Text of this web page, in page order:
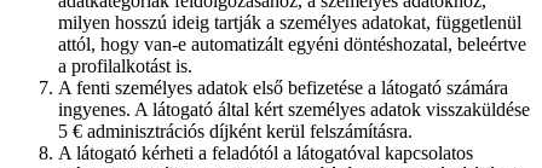
milyen hosszú ideig tartják a személyes adatokat, függetlenül
attól, hogy van-e automatizált egyéni döntéshozatal, beleértve
a profilalkotást is.
A fenti személyes adatok első befizetése a látogató számára
ingyenes. A látogató által kért személyes adatok visszaküldése
5 € adminisztrációs díjként kerül felszámításra.
A látogató kérheti a feladótól a látogatóval kapcsolatos